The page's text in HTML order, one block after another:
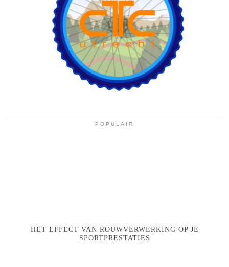
POPULAIR
HET EFFECT VAN ROUWVERWERKING OP JE
SPORTPRESTATIES